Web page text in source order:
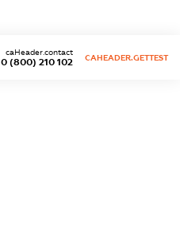
0 (800) 210 102
caHeader.contact
CAHEADER.GETTEST